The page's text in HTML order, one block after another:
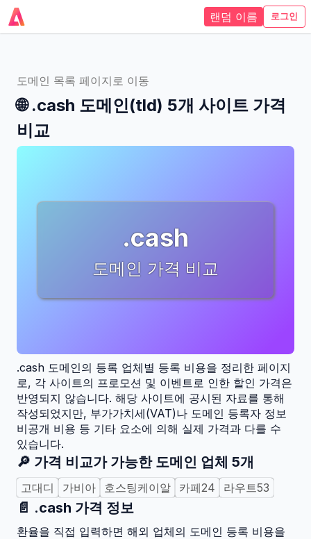
랜덤 이름 로그인
도메인 목록 페이지로 이동
🌐.cash 도메인(tld) 5개 사이트 가격
비교
.cash
도메인 가격 비교
.cash 도메인의 등록 업체별 등록 비용을 정리한 페이지
로, 각 사이트의 프로모션 및 이벤트로 인한 할인 가격은
반영되지 않습니다. 해당 사이트에 공시된 자료를 통해
작성되었지만, 부가가치세(VAT)나 도메인 등록자 정보
비공개 비용 등 기타 요소에 의해 실제 가격과 다를 수
있습니다.
🔎 가격 비교가 가능한 도메인 업체 5개
고대디 가비아 호스팅케이알 카페24 라우트53
📄 .cash 가격 정보
환율을 직접 입력하면 해외 업체의 도메인 등록 비용을